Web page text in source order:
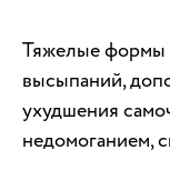
Тяжелые формы
высыпаний,
ухудшения
недомоганием,